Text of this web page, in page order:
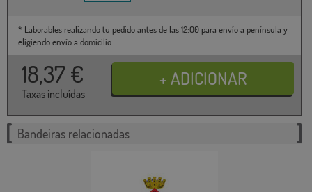
* Laborables realizando tu pedido antes de las 12:00 para envío a península y
eligiendo envío a domicilio.
18,37 €
Taxas incluídas
Bandeiras relacionadas